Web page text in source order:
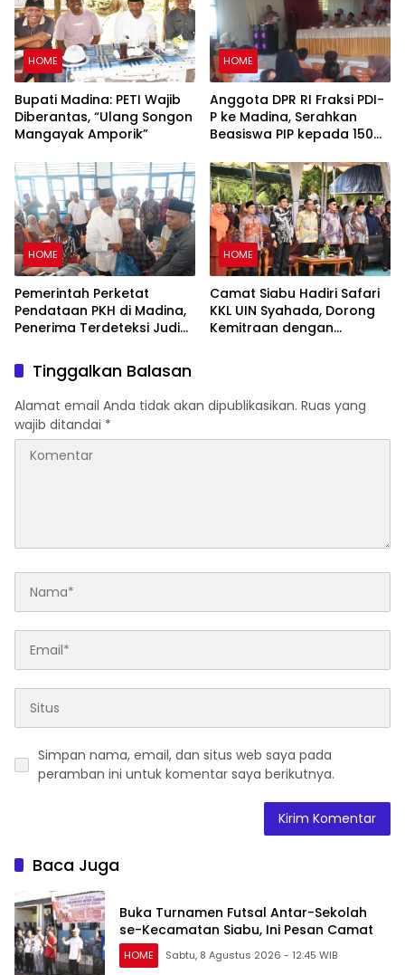
HOME
Bupati Madina: PETI Wajib
Diberantas, “Ulang Songon
Mangayak Amporik”
HOME
Anggota DPR RI Fraksi PDI-
P ke Madina, Serahkan
Beasiswa PIP kepada 150
HOME
Pemerintah Perketat
Pendataan PKH di Madina,
Penerima Terdeteksi Judi
HOME
Camat Siabu Hadiri Safari
KKL UIN Syahada, Dorong
Kemitraan dengan
Tinggalkan Balasan
Alamat email Anda tidak akan dipublikasikan. Ruas yang
wajib ditandai *
Simpan nama, email, dan situs web saya pada
peramban ini untuk komentar saya berikutnya.
Baca Juga
Buka Turnamen Futsal Antar-Sekolah
se-Kecamatan Siabu, Ini Pesan Camat
HOME Sabtu, 8 Agustus 2026 - 12:45 WIB